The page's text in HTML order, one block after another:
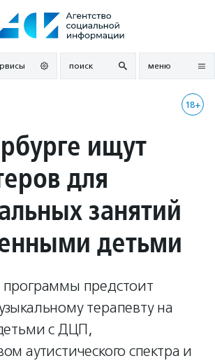
поиск меню
18+
ищут
для
занятий
детьми
программы предстоит
терапевту на
с ДЦП,
аутистического спектра и